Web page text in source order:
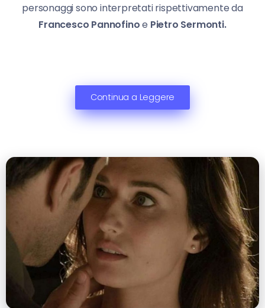
personaggi sono interpretati rispettivamente da
Francesco Pannofinoe Pietro Sermonti.
Continua a Leggere